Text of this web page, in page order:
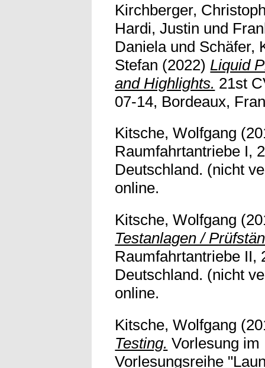
Kirchberger,
Hardi, Justin und
Danielaund Schäfer,
Stefan (2022) Liquid
and Highlights. 21st
07-14, Bordeaux,
Kitsche, Wolfgang
Raumfahrtantriebe I,
Deutschland. (nicht
online.
Kitsche, Wolfgang
Testanlagen /
Raumfahrtantriebe II,
Deutschland. (nicht
online.
Kitsche, Wolfgang
Testing. Vorlesung
Vorlesungsreihe